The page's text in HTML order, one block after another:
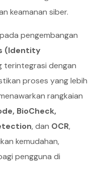
keamanan siber.
pengembangan
(Identity
terintegrasi dengan
proses yang lebih
rangkaian
BioCheck,
, dan OCR,
kemudahan,
pengguna di